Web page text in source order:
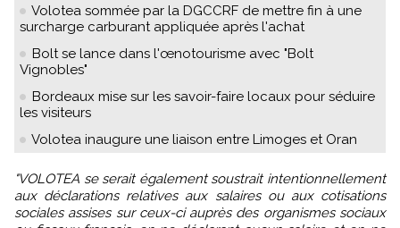
Volotea sommée par la DGCCRF de mettre fin à une
surcharge carburant appliquée après l'achat
Bolt se lance dans l'œnotourisme avec "Bolt
Vignobles"
Bordeaux mise sur les savoir-faire locaux pour séduire
les visiteurs
Volotea inaugure une liaison entre Limoges et Oran
"VOLOTEA se serait également soustrait intentionnellement
aux déclarations relatives aux salaires ou aux cotisations
sociales assises sur ceux-ci auprès des organismes sociaux